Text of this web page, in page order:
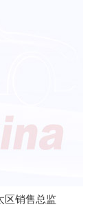
区销售总监